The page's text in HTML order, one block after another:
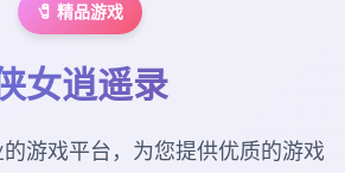
🧷 精品游戏
女逍遥录
游戏平台，为您提供优质的游戏